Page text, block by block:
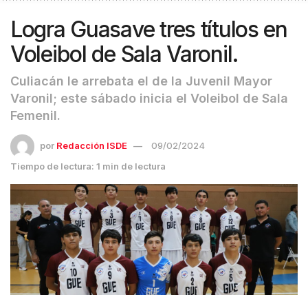
Logra Guasave tres títulos en
Voleibol de Sala Varonil.
Culiacán le arrebata el de la Juvenil Mayor
Varonil; este sábado inicia el Voleibol de Sala
Femenil.
por Redacción ISDE
09/02/2024
Tiempo de lectura: 1 min de lectura